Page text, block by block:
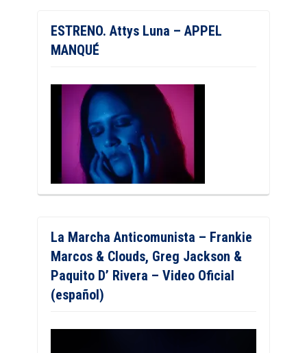
ESTRENO. Attys Luna – APPEL
MANQUÉ
La Marcha Anticomunista – Frankie
Marcos & Clouds, Greg Jackson &
Paquito D’ Rivera – Video Oficial
(español)